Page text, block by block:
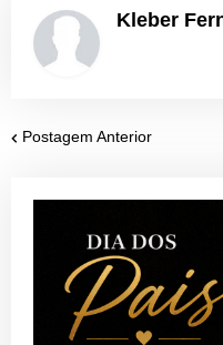
Kleber
Postagem Anterior